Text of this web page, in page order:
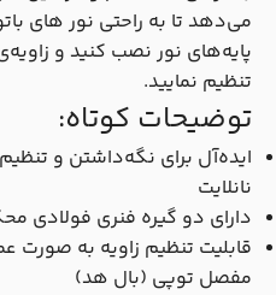
می‌دهد تا به راحتی نور های
پایه‌های نور نصب کنید و
تنظیم نمایید.
توضیحات کوتاه:
ایده‌آل برای نگه‌داشتن و
نانلایت
دارای دو گیره فنری فولادی
قابلیت تنظیم زاویه به صورت
مفصل توپی (بال هد)